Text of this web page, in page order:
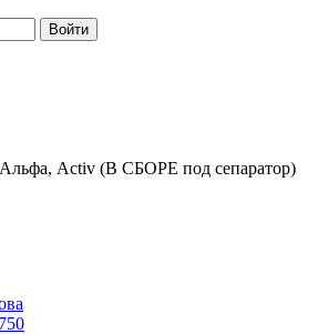
Activ (В СБОРЕ под сепаратор)